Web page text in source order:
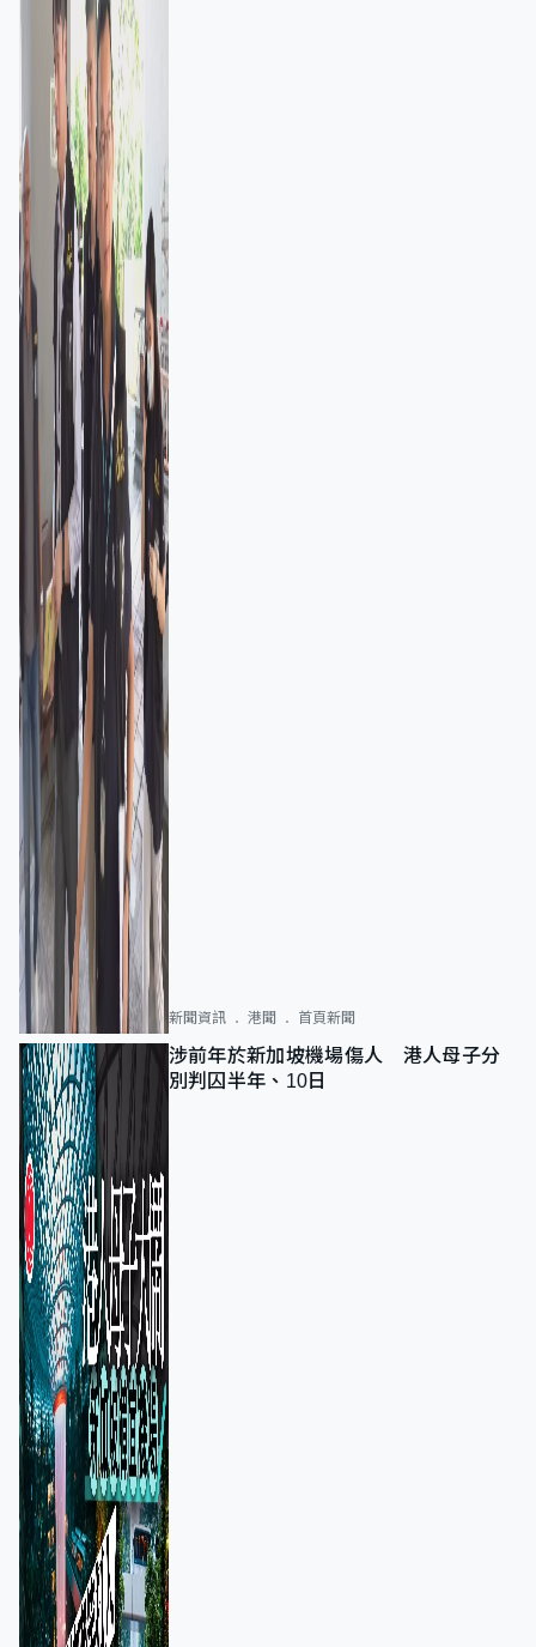
新聞資訊 港聞 首頁新聞
涉前年於新加坡機場傷人 港人母子分
別判囚半年、10日